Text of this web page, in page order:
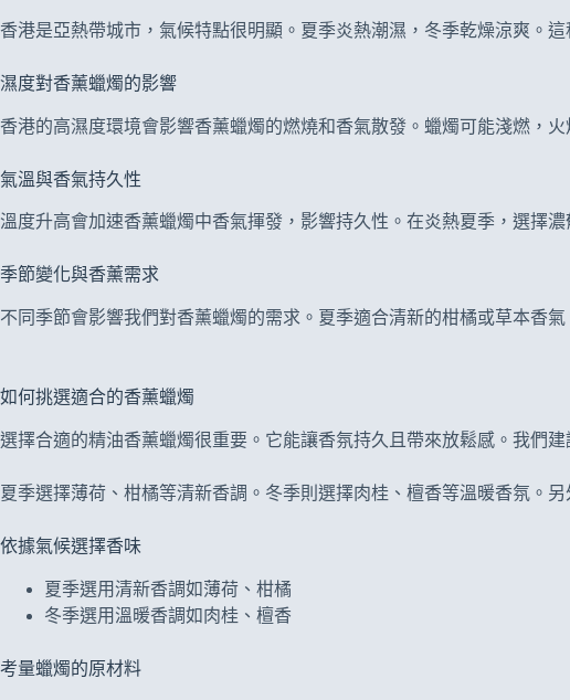
香港是亞熱帶城市，氣候特點很明顯。夏季炎熱潮濕，冬季乾燥涼爽。
濕度對香薰蠟燭的影響
香港的高濕度環境會影響香薰蠟燭的燃燒和香氣散發。蠟燭可能淺燃，
氣溫與香氣持久性
溫度升高會加速香薰蠟燭中香氣揮發，影響持久性。在炎熱夏季，選擇
季節變化與香薰需求
不同季節會影響我們對香薰蠟燭的需求。夏季適合清新的柑橘或草本香
如何挑選適合的香薰蠟燭
選擇合適的精油香薰蠟燭很重要。它能讓香氛持久且帶來放鬆感。我們建
夏季選擇薄荷、柑橘等清新香調。冬季則選擇肉桂、檀香等溫暖香氛。
依據氣候選擇香味
夏季選用清新香調如薄荷、柑橘
冬季選用溫暖香調如肉桂、檀香
考量蠟燭的原材料